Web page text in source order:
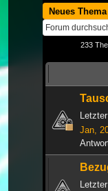
Neues Thema
233
Jan,